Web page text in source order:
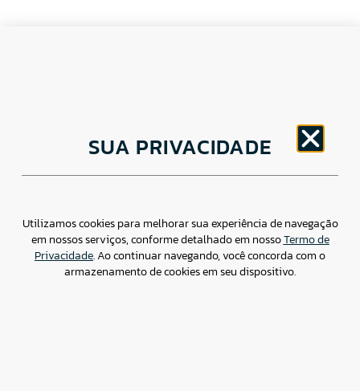
Av. Brigadeiro Faria Lima, 1779 – 5oAndar Jardim
Paulistano, São Paulo/ SP – CEP: 01452-914
Assessoria de imprensa: imprensa@csdbr.com
SUA PRIVACIDADE
Utilizamos cookies para melhorar sua experiência de navegação
em nossos serviços, conforme detalhado em nossoTermo de
Privacidade. Ao continuar navegando, você concorda com o
armazenamento de cookies em seu dispositivo.